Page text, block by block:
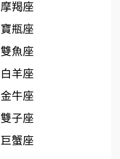
摩羯座
寶瓶座
雙魚座
白羊座
金牛座
雙子座
巨蟹座